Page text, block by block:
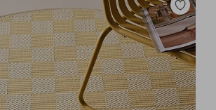
Legg
til
favoritter